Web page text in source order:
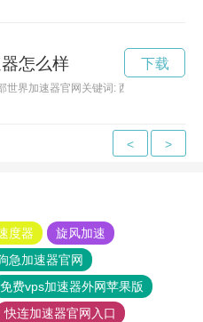
怎么样
界加速器官网关键词: 西部世界、加速
下载
< >
度器
旋风加速
急加速器官网
免费vps加速器外网苹果版
快连加速器官网入口